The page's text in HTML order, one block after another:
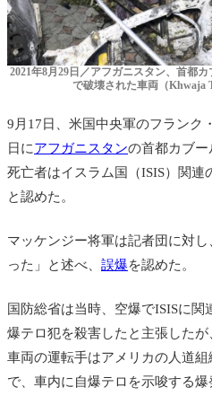
2021年8月29日／アフガニスタン、首都
で破壊された車両（Khwaja
9月17日、米国中央軍のフランク
日にアフガニスタンの首都カブ
死亡者はイスラム国（ISIS）関連
と認めた。
マッケンジー将軍は記者団に対
った」と述べ、 誤爆を認めた。
国防総省は当時、空爆でISISに
爆テロ犯を殺害したと主張した
車両の運転手はアメリカの人道
で、車内に自爆テロを示唆する爆